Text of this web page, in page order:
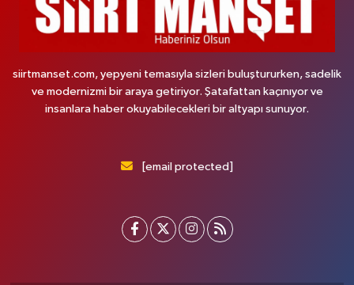
siirtmanset.com, yepyeni temasıyla sizleri buluştururken, sadelik
ve modernizmi bir araya getiriyor. Şatafattan kaçınıyor ve
insanlara haber okuyabilecekleri bir altyapı sunuyor.
[email protected]